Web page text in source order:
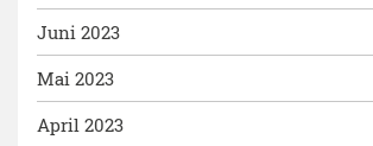
Juni 2023
Mai 2023
April 2023